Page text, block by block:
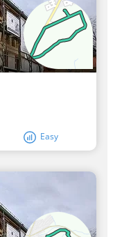
Easy